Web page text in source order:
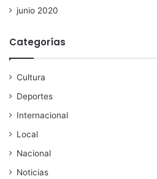
junio 2020
Categorías
Cultura
Deportes
Internacional
Local
Nacional
Noticias